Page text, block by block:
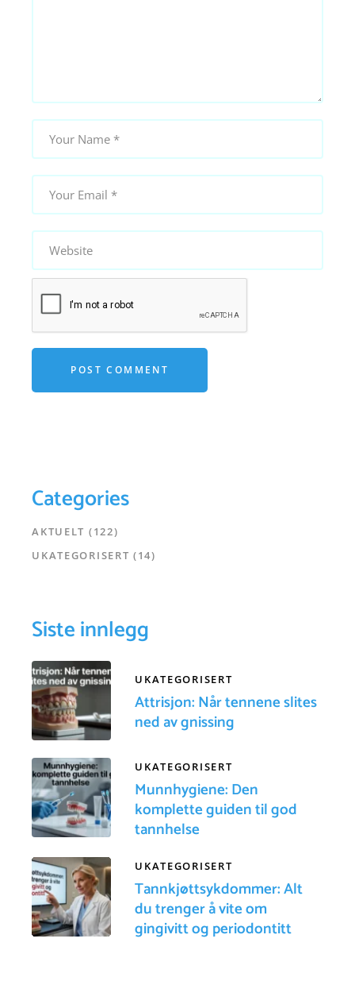
POST COMMENT
Categories
AKTUELT (122)
UKATEGORISERT (14)
Siste innlegg
UKATEGORISERT
Attrisjon: Når tennene slites
ned av gnissing
UKATEGORISERT
Munnhygiene: Den
komplette guiden til god
tannhelse
UKATEGORISERT
Tannkjøttsykdommer: Alt
du trenger å vite om
gingivitt og periodontitt